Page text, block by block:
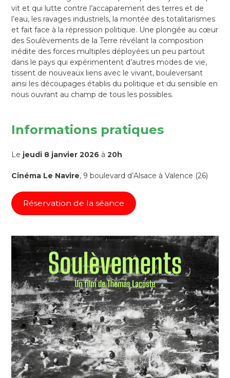
vit et qui lutte contre l’accaparement des terres et de
l’eau, les ravages industriels, la montée des totalitarismes
et fait face à la répression politique. Une plongée au cœur
des Soulèvements de la Terre révélant la composition
inédite des forces multiples déployées un peu partout
dans le pays qui expérimentent d’autres modes de vie,
tissent de nouveaux liens avec le vivant, bouleversant
ainsi les découpages établis du politique et du sensible en
nous ouvrant au champ de tous les possibles.
Informations pratiques
Le jeudi 8 janvier 2026 à20h
Cinéma Le Navire, 9 boulevard d’Alsace à Valence (26)
Réservation de la séance